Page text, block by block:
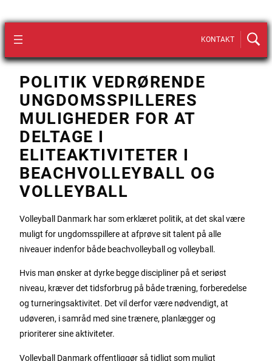
KONTAKT
POLITIK VEDRØRENDE
UNGDOMSSPILLERES
MULIGHEDER FOR AT
DELTAGE I
ELITEAKTIVITETER I
BEACHVOLLEYBALL OG
VOLLEYBALL
Volleyball Danmark har som erklæret politik, at det skal være
muligt for ungdomsspillere at afprøve sit talent på alle
niveauer indenfor både beachvolleyball og volleyball.
Hvis man ønsker at dyrke begge discipliner på et seriøst
niveau, kræver det tidsforbrug på både træning, forberedelse
og turneringsaktivitet. Det vil derfor være nødvendigt, at
udøveren, i samråd med sine trænere, planlægger og
prioriterer sine aktiviteter.
Volleyball Danmark offentliggør så tidligt som muligt